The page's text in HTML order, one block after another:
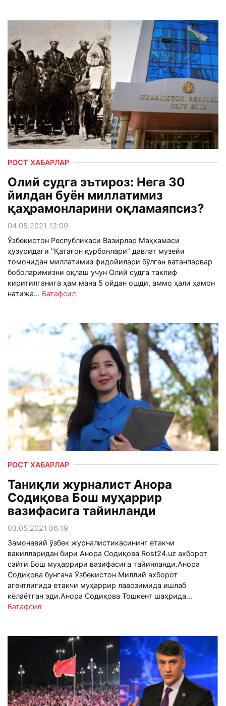
РОСТ ХАБАРЛАР
Олий судга эътироз: Нега 30
йилдан буён миллатимиз
қаҳрамонларини оқламаяпсиз?
04.05.2021 12:09
Ўзбекистон Республикаси Вазирлар Маҳкамаси
ҳузуридаги "Қатағон қурбонлари" давлат музейи
томонидан миллатимиз фидойилари бўлган ватанпарвар
боболаримизни оқлаш учун Олий судга таклиф
киритилганига ҳам мана 5 ойдан ошди, аммо ҳали ҳамон
натижа... Батафсил
РОСТ ХАБАРЛАР
Таниқли журналист Анора
Содиқова Бош муҳаррир
вазифасига тайинланди
03.05.2021 06:19
Замонавий ўзбек журналистикасининг етакчи
вакилларидан бири Анора Содиқова Rost24.uz ахборот
сайти Бош муҳаррири вазифасига тайинланди.Анора
Содиқова бунгача Ўзбекистон Миллий ахборот
агентлигида етакчи муҳаррир лавозимида ишлаб
келаётган эди.Анора Содиқова Тошкент шаҳрида...
Батафсил